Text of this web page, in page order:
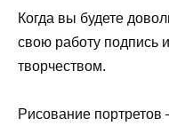
Когда вы будете
свою работу подпись
творчеством.
Рисование